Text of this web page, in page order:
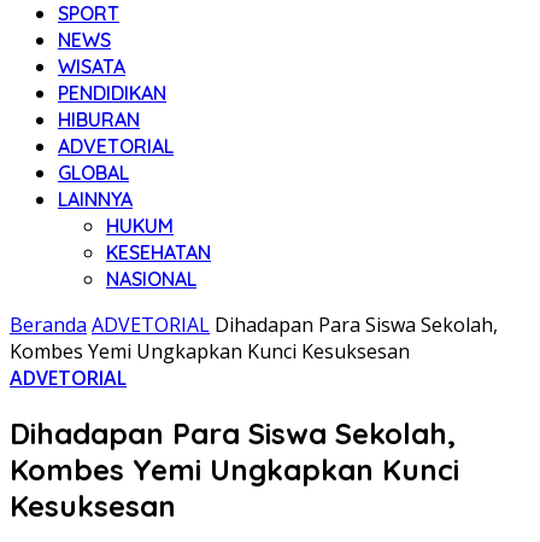
SPORT
NEWS
WISATA
PENDIDIKAN
HIBURAN
ADVETORIAL
GLOBAL
LAINNYA
HUKUM
KESEHATAN
NASIONAL
Beranda ADVETORIAL Dihadapan Para Siswa Sekolah,
Kombes Yemi Ungkapkan Kunci Kesuksesan
ADVETORIAL
Dihadapan Para Siswa Sekolah,
Kombes Yemi Ungkapkan Kunci
Kesuksesan